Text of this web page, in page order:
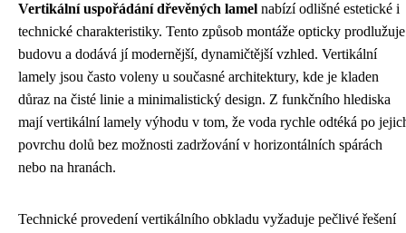
Vertikální uspořádání dřevěných lamel nabízí odlišné estetické i
technické charakteristiky. Tento způsob montáže opticky prodlužuje
budovu a dodává jí modernější, dynamičtější vzhled. Vertikální
lamely jsou často voleny u současné architektury, kde je kladen
důraz na čisté linie a minimalistický design. Z funkčního hlediska
mají vertikální lamely výhodu v tom, že voda rychle odtéká po
povrchu dolů bez možnosti zadržování v horizontálních spárách
nebo na hranách.
Technické provedení vertikálního obkladu vyžaduje pečlivé řešení